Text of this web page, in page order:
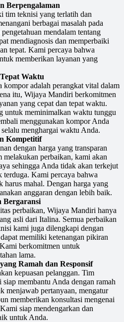
Berpengalaman
tim teknisi yang terlatih dan
berbagai masalah pada
mendalam tentang
mendiagnosis dan memperbaiki
tepat. Kami percaya bahwa
memberikan layanan yang
Waktu
kompor adalah perangkat vital dalam
itu, Wijaya Mandiri berkomitmen
yang cepat dan tepat waktu.
untuk meminimalkan waktu tunggu
menggunakan kompor Anda
menghargai waktu Anda.
Kompetitif
dengan harga yang transparan
melakukan perbaikan, kami akan
sehingga Anda tidak akan terkejut
terduga. Kami percaya bahwa
harus mahal. Dengan harga yang
anggaran dengan lebih baik.
Bergaransi
perbaikan, Wijaya Mandiri hanya
asli dari Italina. Semua perbaikan
kami juga dilengkapi dengan
memiliki ketenangan pikiran
berkomitmen untuk
lama.
Ramah dan Responsif
kepuasan pelanggan. Tim
membantu Anda dengan ramah
menjawab pertanyaan, mengatur
memberikan konsultasi mengenai
siap mendengarkan dan
untuk Anda.